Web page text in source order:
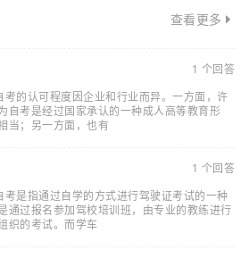
查看更多
1 个回答
的认可程度因企业和行业而异。一方面，许
自考是经过国家承认的一种成人高等教育形
当；另一方面，也有
1 个回答
是指通过自学的方式进行驾驶证考试的一种
通过报名参加驾校培训班，由专业的教练进行
织的考试。而学车